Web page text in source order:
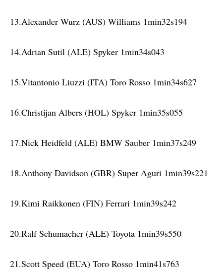
13.Alexander Wurz (AUS) Williams 1min32s194
14.Adrian Sutil (ALE) Spyker 1min34s043
15.Vitantonio Liuzzi (ITA) Toro Rosso 1min34s627
16.Christijan Albers (HOL) Spyker 1min35s055
17.Nick Heidfeld (ALE) BMW Sauber 1min37s249
18.Anthony Davidson (GBR) Super Aguri 1min39s221
19.Kimi Raikkonen (FIN) Ferrari 1min39s242
20.Ralf Schumacher (ALE) Toyota 1min39s550
21.Scott Speed (EUA) Toro Rosso 1min41s763